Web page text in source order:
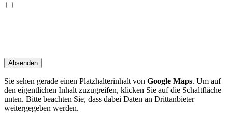
Absenden
Sie sehen gerade einen Platzhalterinhalt von Google Maps. Um auf
den eigentlichen Inhalt zuzugreifen, klicken Sie auf die Schaltfläche
unten. Bitte beachten Sie, dass dabei Daten an Drittanbieter
weitergegeben werden.